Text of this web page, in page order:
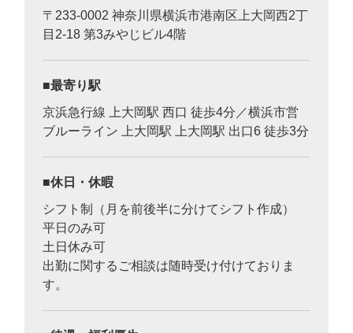
〒233-0002 神奈川県横浜市港南区上大岡西2丁
目2-18 第3みやじビル4階
最寄り駅
京浜急行線 上大岡駅 西口 徒歩4分／横浜市営
ブルーライン 上大岡駅 上大岡駅 出口6 徒歩3分
休日・休暇
シフト制（月を前後半に分けてシフト作成）
平日のみ可
土日休み可
出勤に関するご相談は随時受け付けておりま
す。